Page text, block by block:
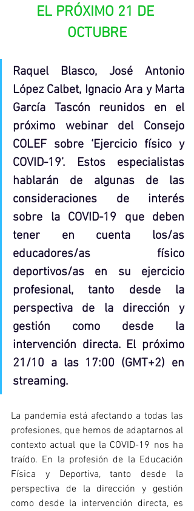
EL PRÓXIMO 21 DE
OCTUBRE
Raquel Blasco, José Antonio
López Calbet, Ignacio Ara y Marta
García Tascón reunidos en el
próximo webinar del Consejo
COLEF sobre ‘Ejercicio físico y
COVID-19’. Estos especialistas
hablarán de algunas de las
consideraciones de interés
sobre la COVID-19 que deben
tener en cuenta los/as
educadores/as físico
deportivos/as en su ejercicio
profesional, tanto desde la
perspectiva de la dirección y
gestión como desde la
intervención directa. El próximo
21/10 a las 17:00 (GMT+2) en
streaming.
La pandemia está afectando a todas las
profesiones, que hemos de adaptarnos al
contexto actual que la COVID-19 nos ha
traído. En la profesión de la Educación
Física y Deportiva, tanto desde la
perspectiva de la dirección y gestión
como desde la intervención directa, es